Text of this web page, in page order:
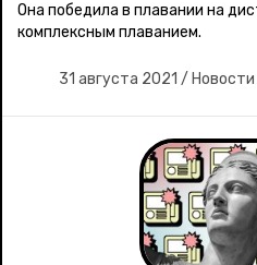
Она победила в плавании на
комплексным плаванием.
31 августа 2021 / Новости